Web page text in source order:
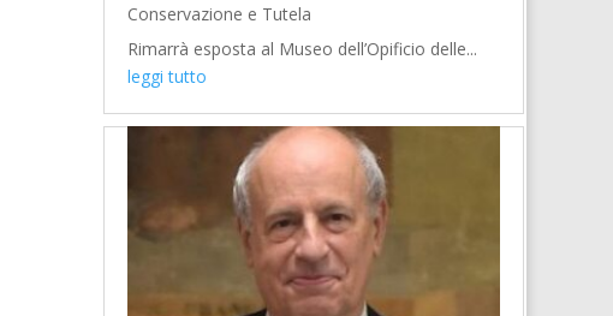
Conservazione e Tutela
Rimarrà esposta al Museo dell’Opificio delle...
leggi tutto